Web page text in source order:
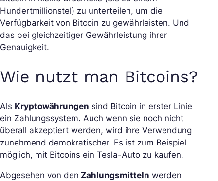
Hundertmillionstel) zu unterteilen, um die
Verfügbarkeit von Bitcoin zu gewährleisten. Und
das bei gleichzeitiger Gewährleistung ihrer
Genauigkeit.
Wie nutzt man Bitcoins?
Als Kryptowährungen sind Bitcoin in erster Linie
ein Zahlungssystem. Auch wenn sie noch nicht
überall akzeptiert werden, wird ihre Verwendung
zunehmend demokratischer. Es ist zum Beispiel
möglich, mit Bitcoins ein Tesla-Auto zu kaufen.
Abgesehen von den Zahlungsmitteln werden